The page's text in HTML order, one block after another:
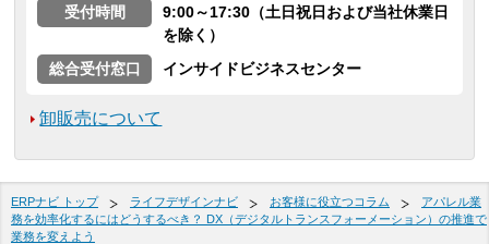
受付時間
9:00～17:30（土日祝日および当社休業日
を除く）
総合受付窓口
インサイドビジネスセンター
卸販売について
ERPナビ トップ ライフデザインナビ お客様に役立つコラム
アパレル業
務を効率化するにはどうするべき？ DX（デジタルトランスフォーメーション）の推進で
業務を変えよう